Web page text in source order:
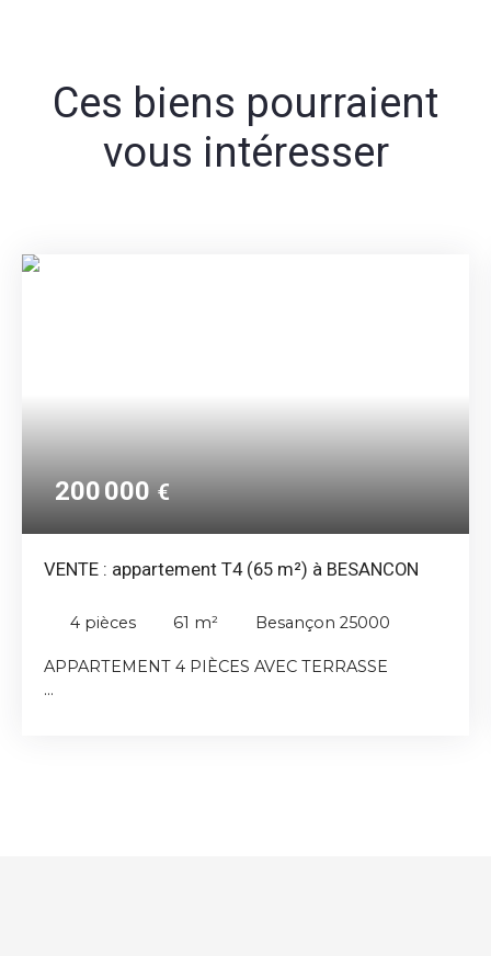
Ces biens pourraient
vous intéresser
200 000€
VENTE : appartement T4 (65 m²) à BESANCON
4 pièces 61 m² Besançon 25000
APPARTEMENT 4 PIÈCES AVEC TERRASSE